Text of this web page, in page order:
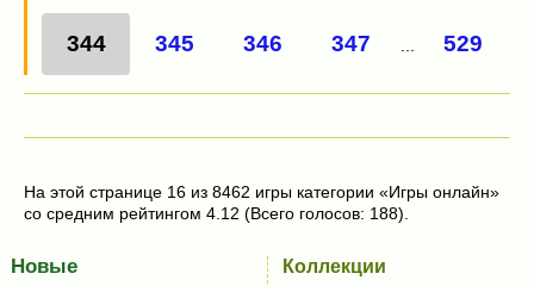
344 345 346 347 529
На этой странице 16 из 8462 игры категории «Игры онлайн»
со средним рейтингом 4.12 (Всего голосов: 188).
Новые Коллекции